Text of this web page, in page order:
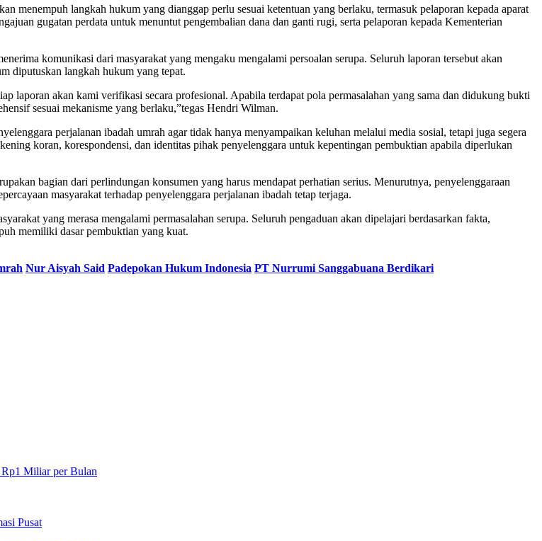
menempuh langkah hukum yang dianggap perlu sesuai ketentuan yang berlaku, termasuk pelaporan kepada aparat
gugatan perdata untuk menuntut pengembalian dana dan ganti rugi, serta pelaporan kepada Kementerian
komunikasi dari masyarakat yang mengaku mengalami persoalan serupa. Seluruh laporan tersebut akan
diputuskan langkah hukum yang tepat.
laporan akan kami verifikasi secara profesional. Apabila terdapat pola permasalahan yang sama dan didukung bukti
sesuai mekanisme yang berlaku,”tegas Hendri Wilman.
perjalanan ibadah umrah agar tidak hanya menyampaikan keluhan melalui media sosial, tetapi juga segera
koran, korespondensi, dan identitas pihak penyelenggara untuk kepentingan pembuktian apabila diperlukan
bagian dari perlindungan konsumen yang harus mendapat perhatian serius. Menurutnya, penyelenggaraan
masyarakat terhadap penyelenggara perjalanan ibadah tetap terjaga.
yang merasa mengalami permasalahan serupa. Seluruh pengaduan akan dipelajari berdasarkan fakta,
memiliki dasar pembuktian yang kuat.
Nur Aisyah Said Padepokan Hukum Indonesia PT Nurrumi Sanggabuana Berdikari
Rp1 Miliar per Bulan
Pusat